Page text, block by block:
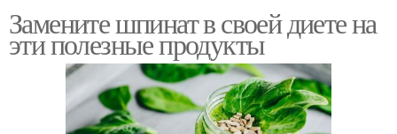
Замените шпинат в своей диете на
эти полезные продукты